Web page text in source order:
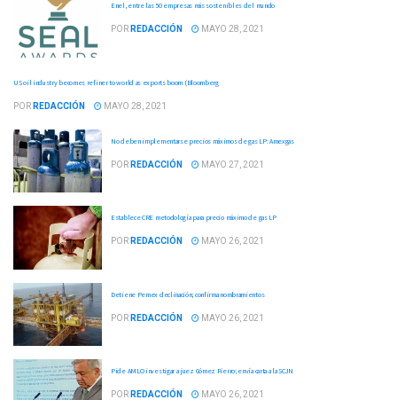
Enel, entre las 50 empresas más sostenibles del mundo
POR REDACCIÓN MAYO 28, 2021
US oil industry becomes refiner to world as exports boom (Bloomberg
POR REDACCIÓN MAYO 28, 2021
No deben implementarse precios máximos de gas LP: Amexgas
POR REDACCIÓN MAYO 27, 2021
Establece CRE metodología para precio máximo de gas LP
POR REDACCIÓN MAYO 26, 2021
Detiene Pemex declinación; confirma nombramientos
POR REDACCIÓN MAYO 26, 2021
Pide AMLO investigar a juez Gómez Fierro; envía carta a la SCJN
POR REDACCIÓN MAYO 26, 2021